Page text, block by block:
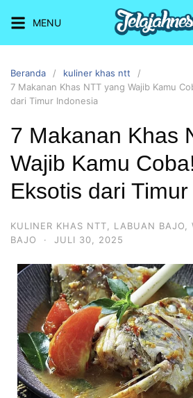
MENU
Beranda
kuliner khas ntt
7 Makanan Khas NTT yang Wajib Kamu
dari Timur Indonesia
7 Makanan Khas
Wajib Kamu
Eksotis dari
KULINER KHAS NTT LABUAN BAJO
BAJO
· JULI 30, 2025